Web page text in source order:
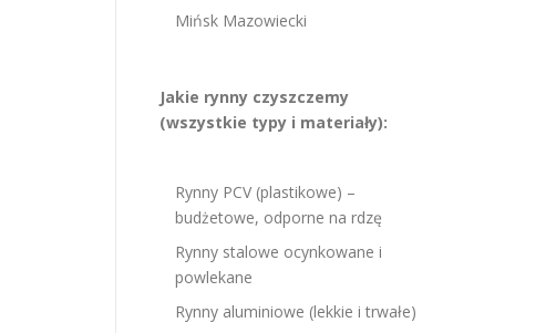
Mińsk Mazowiecki
Jakie rynny czyszczemy
(wszystkie typy i materiały):
Rynny PCV (plastikowe) –
budżetowe, odporne na rdzę
Rynny stalowe ocynkowane i
powlekane
Rynny aluminiowe (lekkie i trwałe)